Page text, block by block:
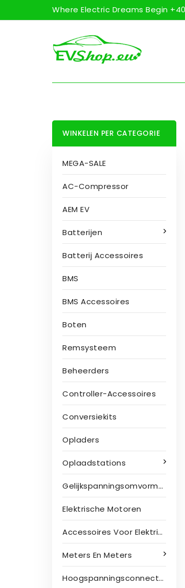
Where Electric Dreams Begin
WINKELEN PER CATEGORIE
MEGA-SALE
AC-Compressor
AEM EV
Batterijen
Batterij Accessoires
BMS
BMS Accessoires
Boten
Remsysteem
Beheerders
Controller-Accessoires
Conversiekits
Opladers
Oplaadstations
Gelijkspanningsomvormers
Elektrische Motoren
Accessoires Voor Elektrische Motoren
Meters En Meters
Hoogspanningsconnectoren